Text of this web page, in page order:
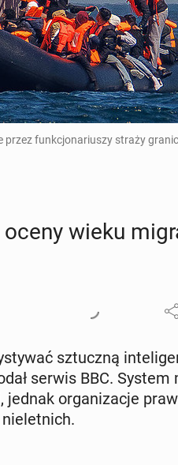
przez funkcjonariuszy straży
oceny wieku
sztucz­ną
serwis BBC. System
or­ga­ni­za­cje